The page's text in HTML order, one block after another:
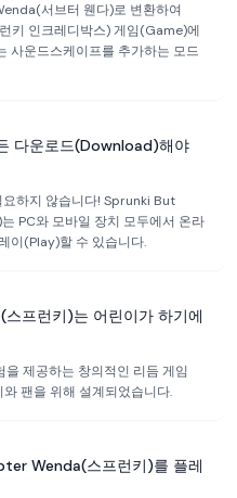
서브터 웬다)로 변환하여
키 인크레디박스) 게임(Game)에
사운드스케이프를 추가하는 모드
다운로드(Download)해야
하지 않습니다! Sprunki But
PC와 모바일 장치 모두에서 온라
이(Play)할 수 있습니다.
프런키)는 어린이가 하기에
제공하는 창의적인 리듬 게임
팬을 위해 설계되었습니다.
Wenda(스프런키)를 플레